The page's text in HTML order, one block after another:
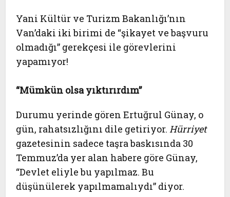
Yani Kültür ve Turizm Bakanlığı’nın
Van’daki iki birimi de “şikayet ve başvuru
olmadığı” gerekçesi ile görevlerini
yapamıyor!
“Mümkün olsa yıktırırdım”
Durumu yerinde gören Ertuğrul Günay, o
gün, rahatsızlığını dile getiriyor.Hürriyet
gazetesinin sadece taşra baskısında 30
Temmuz’da yer alan habere göre Günay,
“Devlet eliyle bu yapılmaz. Bu
düşünülerek yapılmamalıydı” diyor.